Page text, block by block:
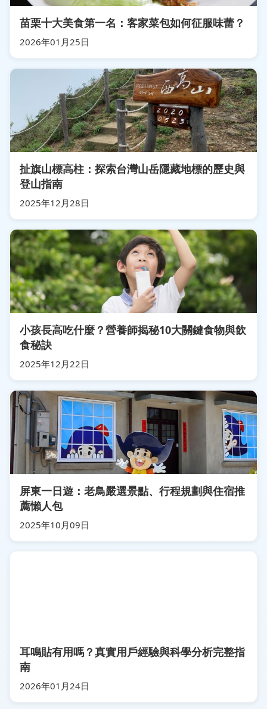
苗栗十大美食第一名：客家菜包如何征服味蕾？
2026年01月25日
扯旗山標高柱：探索台灣山岳隱藏地標的歷史與
登山指南
2025年12月28日
小孩長高吃什麼？營養師揭秘10大關鍵食物與飲
食秘訣
2025年12月22日
屏東一日遊：老鳥嚴選景點、行程規劃與住宿推
薦懶人包
2025年10月09日
耳鳴貼有用嗎？真實用戶經驗與科學分析完整指
南
2026年01月24日